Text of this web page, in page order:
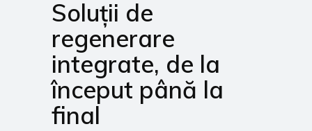
Soluții de
regenerare
integrate, de la
început până la
final